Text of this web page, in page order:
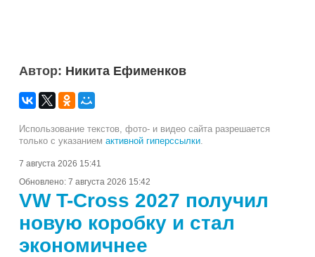
Автор: Никита Ефименков
Использование текстов, фото- и видео сайта разрешается
только с указанием активной гиперссылки
7 августа 2026 15:41
Обновлено: 7 августа 2026 15:42
VW T-Cross 2027 получил
новую коробку и стал
экономичнее